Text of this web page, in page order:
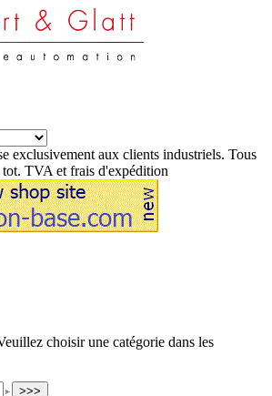
exclusivement aux clients industriels. Tous
TVA et frais d'expédition
choisir une catégorie dans les
>>>